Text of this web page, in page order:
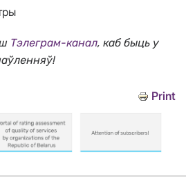
Тэлеграм-канал, каб быць у
Print